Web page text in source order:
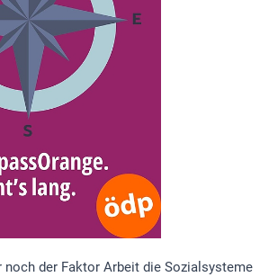
noch der Faktor Arbeit die Sozialsysteme